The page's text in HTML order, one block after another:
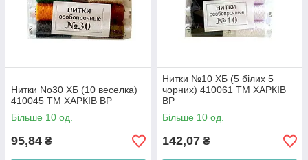
Нитки No30 ХБ (10 веселка)
410045 ТМ ХАРКІВ BP
Більше 10 од.
95,84 ₴
Нитки №10 ХБ (5 білих 5
чорних) 410061 ТМ ХАРКІВ
BP
Більше 10 од.
142,07 ₴